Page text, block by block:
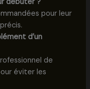
pour leur
d’un
de
éviter les